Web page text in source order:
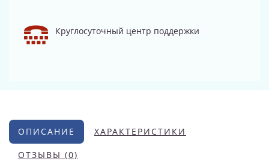
Круглосуточный центр поддержки
ОПИСАНИЕ ХАРАКТЕРИСТИКИ
ОТЗЫВЫ (0)